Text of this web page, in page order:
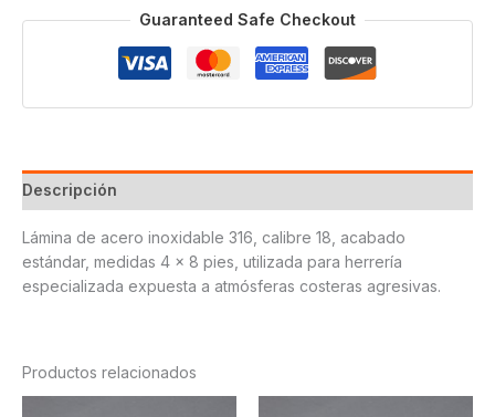
Guaranteed Safe Checkout
Descripción
Lámina de acero inoxidable 316, calibre 18, acabado
estándar, medidas 4 x 8 pies, utilizada para herrería
especializada expuesta a atmósferas costeras agresivas.
Productos relacionados